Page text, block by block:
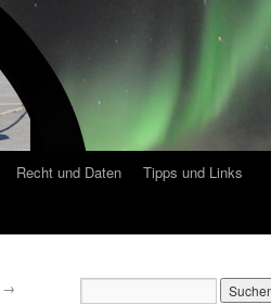
Recht und Daten
Tipps und Links
→